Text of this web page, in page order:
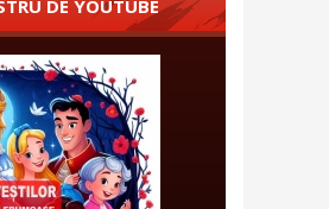
DE YOUTUBE